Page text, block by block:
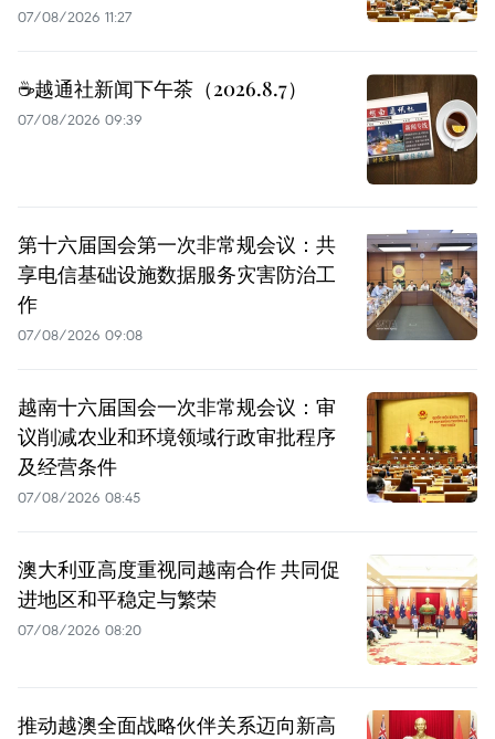
07/08/2026 11:27
☕️越通社新闻下午茶（2026.8.7）
07/08/2026 09:39
第十六届国会第一次非常规会议：共
享电信基础设施数据服务灾害防治工
作
07/08/2026 09:08
越南十六届国会一次非常规会议：审
议削减农业和环境领域行政审批程序
及经营条件
07/08/2026 08:45
澳大利亚高度重视同越南合作 共同促
进地区和平稳定与繁荣
07/08/2026 08:20
推动越澳全面战略伙伴关系迈向新高